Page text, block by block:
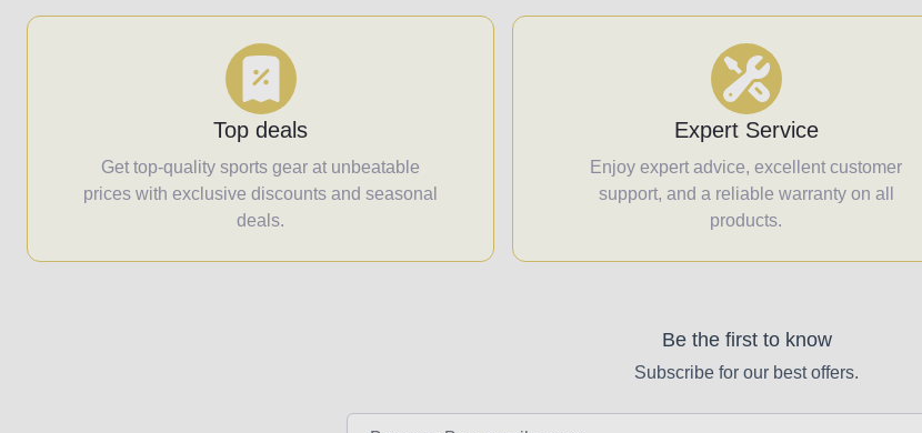
Top deals
Get top-quality sports gear at unbeatable
prices with exclusive discounts and seasonal
deals.
Expert Service
Enjoy expert advice, excellent customer
support, and a reliable warranty on all
products.
Be the first to know
Subscribe for our best offers.